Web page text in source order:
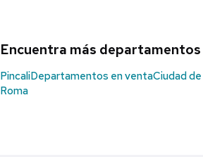
Encuentra más
PincaliDepartamentos en ventaCiudad
Roma